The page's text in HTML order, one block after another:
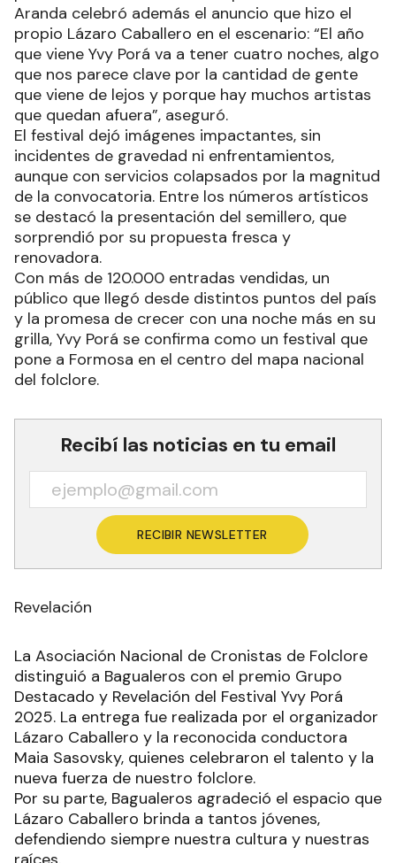
Aranda celebró además el anuncio que hizo el
propio Lázaro Caballero en el escenario: “El año
que viene Yvy Porá va a tener cuatro noches, algo
que nos parece clave por la cantidad de gente
que viene de lejos y porque hay muchos artistas
que quedan afuera”, aseguró.
El festival dejó imágenes impactantes, sin
incidentes de gravedad ni enfrentamientos,
aunque con servicios colapsados por la magnitud
de la convocatoria. Entre los números artísticos
se destacó la presentación del semillero, que
sorprendió por su propuesta fresca y
renovadora.
Con más de 120.000 entradas vendidas, un
público que llegó desde distintos puntos del país
y la promesa de crecer con una noche más en su
grilla, Yvy Porá se confirma como un festival que
pone a Formosa en el centro del mapa nacional
del folclore.
Recibí las noticias en tu email
RECIBIR NEWSLETTER
Revelación
La Asociación Nacional de Cronistas de Folclore
distinguió a Bagualeros con el premio Grupo
Destacado y Revelación del Festival Yvy Porá
2025. La entrega fue realizada por el organizador
Lázaro Caballero y la reconocida conductora
Maia Sasovsky, quienes celebraron el talento y la
nueva fuerza de nuestro folclore.
Por su parte, Bagualeros agradeció el espacio que
Lázaro Caballero brinda a tantos jóvenes,
defendiendo siempre nuestra cultura y nuestras